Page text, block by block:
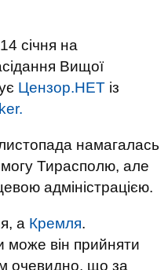
січня на
Вищої
Цензор.НЕТ із
намагалась
Тирасполю, але
адміністрацією.
а Кремля.
може він прийняти
очевидно, що за